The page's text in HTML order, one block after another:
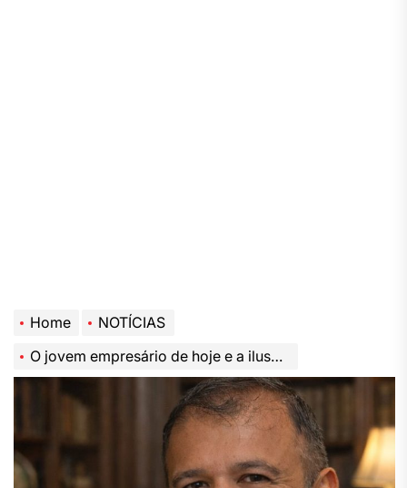
Home
NOTÍCIAS
O jovem empresário de hoje e a ilusão da “terceira via”.